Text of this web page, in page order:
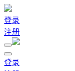
登录
注册
登录